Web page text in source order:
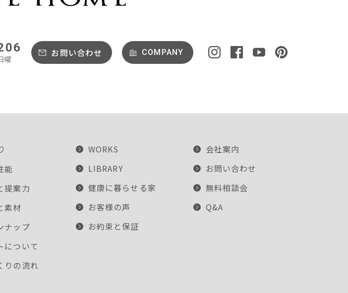
曜
お問い合わせ COMPANY
能
提案力
素材
ナップ
について
りの流れ
WORKS
LIBRARY
健康に暮らせる家
お客様の声
お約束と保証
会社案内
お問い合わせ
無料相談会
Q&A